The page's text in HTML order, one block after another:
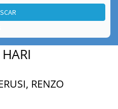
RENZO